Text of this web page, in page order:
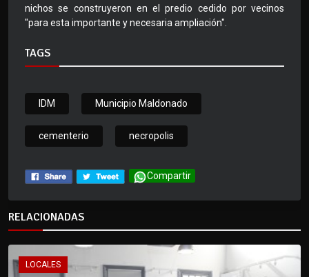
nichos se construyeron en el predio cedido por vecinos
"para esta importante y necesaria ampliación".
TAGS
IDM Municipio Maldonado
cementerio necropolis
Compartir
RELACIONADAS
LOCALES